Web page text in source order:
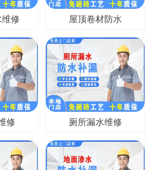
修 屋顶卷材防水
修 厕所漏水维修